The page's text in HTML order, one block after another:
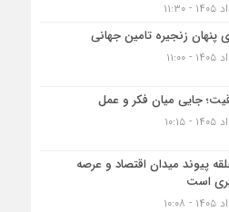
پنهان زنجیره تامین جهانی
جایی میان فکر و عمل
پیوند میدان اقتصاد و عرصه
است